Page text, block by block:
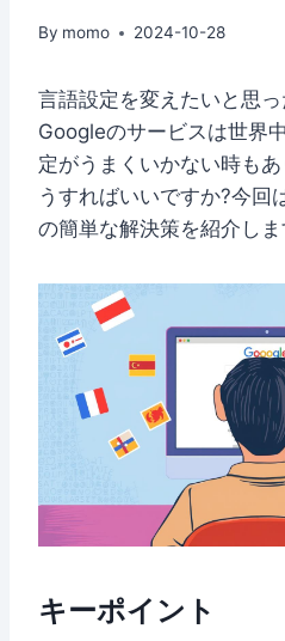
By momo 2024-10-28
言語設定を変えたいと思
Googleのサービスは世界
定がうまくいかない時も
うすればいいですか?今回
の簡単な解決策を紹介しま
キーポイント